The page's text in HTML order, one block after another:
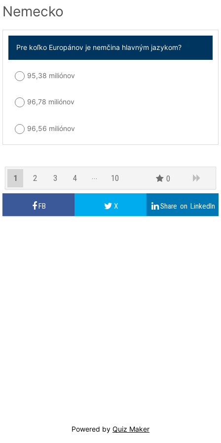
Nemecko
Pre koľko Europánov je nemčina hlavným jazykom?
95,38 miliónov
96,78 miliónov
96,56 miliónov
1 2 3
4
9
10 0
Powered by Quiz Maker